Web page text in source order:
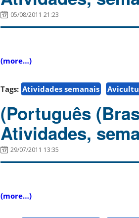
05/08/2011 21:23
(more…)
Tags: Atividades semanais
(Português
Atividades,
29/07/2011 13:35
(more…)